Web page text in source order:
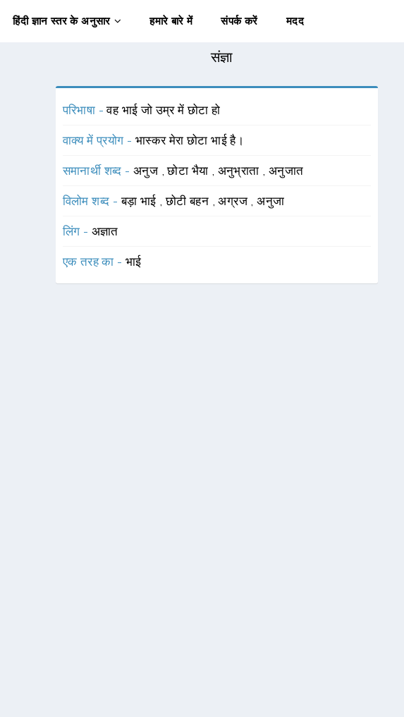
हिंदी ज्ञान स्तर के अनुसार हमारे बारे में संपर्क करें मदद
संज्ञा
परिभाषा -वह भाई जो उम्र में छोटा हो
वाक्य में प्रयोग - भास्कर मेरा छोटा भाई है।
समानार्थी शब्द - अनुज ,छोटा भैया , अनुभ्राता , अनुजात
विलोम शब्द -बड़ा भाई ,छोटी बहन ,अग्रज ,अनुजा
लिंग - अज्ञात
एक तरह का - भाई